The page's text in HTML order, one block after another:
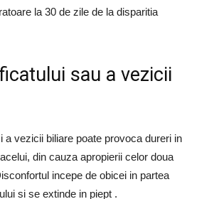
la 30 de zile de la disparitia
sau a vezicii
a vezicii biliare poate provoca dureri in
din cauza apropierii celor doua
incepe de obicei in partea
si se extinde in piept .